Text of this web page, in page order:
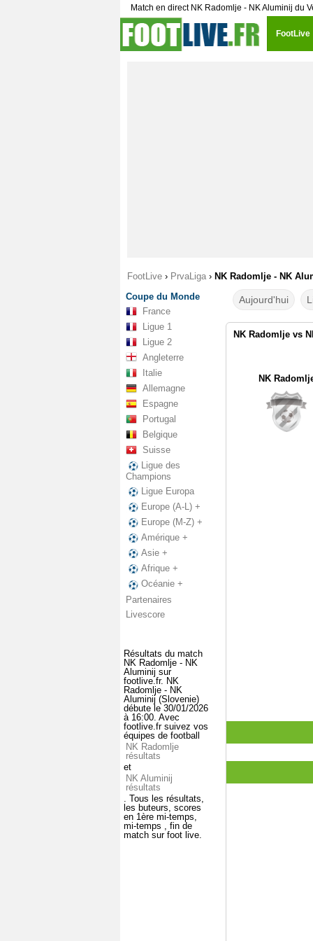
Match en direct NK Radomlje - NK Aluminij du
FootLive
FootLive › PrvaLiga › NK Radomlje - NK
Coupe du Monde
France
Ligue 1
Ligue 2
Angleterre
Italie
Allemagne
Espagne
Portugal
Belgique
Suisse
Ligue des
Champions
Ligue Europa
Europe (A-L) +
Europe (M-Z) +
Amérique +
Asie +
Afrique +
Océanie +
Partenaires
Livescore
Résultats du match
NK Radomlje - NK
Aluminij sur
footlive.fr. NK
Radomlje - NK
Aluminij (Slovenie)
débute le 30/01/2026
à 16:00. Avec
footlive.fr suivez vos
équipes de football
NK Radomlje
résultats
et
NK Aluminij
résultats
. Tous les résultats,
les buteurs, scores
en 1ère mi-temps,
mi-temps , fin de
match sur foot live.
Aujourd'hui
NK Radomlje vs
NK